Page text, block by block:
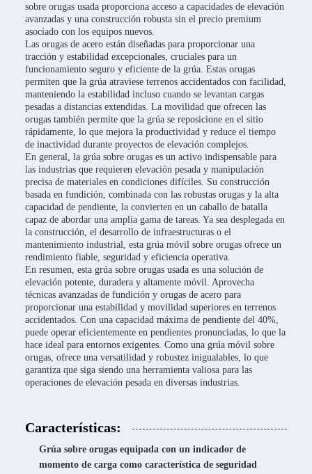
sobre orugas usada proporciona acceso a capacidades de elevación
avanzadas y una construcción robusta sin el precio premium
asociado con los equipos nuevos.
Las orugas de acero están diseñadas para proporcionar una
tracción y estabilidad excepcionales, cruciales para un
funcionamiento seguro y eficiente de la grúa. Estas orugas
permiten que la grúa atraviese terrenos accidentados con facilidad,
manteniendo la estabilidad incluso cuando se levantan cargas
pesadas a distancias extendidas. La movilidad que ofrecen las
orugas también permite que la grúa se reposicione en el sitio
rápidamente, lo que mejora la productividad y reduce el tiempo
de inactividad durante proyectos de elevación complejos.
En general, la grúa sobre orugas es un activo indispensable para
las industrias que requieren elevación pesada y manipulación
precisa de materiales en condiciones difíciles. Su construcción
basada en fundición, combinada con las robustas orugas y la alta
capacidad de pendiente, la convierten en un caballo de batalla
capaz de abordar una amplia gama de tareas. Ya sea desplegada en
la construcción, el desarrollo de infraestructuras o el
mantenimiento industrial, esta grúa móvil sobre orugas ofrece un
rendimiento fiable, seguridad y eficiencia operativa.
En resumen, esta grúa sobre orugas usada es una solución de
elevación potente, duradera y altamente móvil. Aprovecha
técnicas avanzadas de fundición y orugas de acero para
proporcionar una estabilidad y movilidad superiores en terrenos
accidentados. Con una capacidad máxima de pendiente del 40%,
puede operar eficientemente en pendientes pronunciadas, lo que la
hace ideal para entornos exigentes. Como una grúa móvil sobre
orugas, ofrece una versatilidad y robustez inigualables, lo que
garantiza que siga siendo una herramienta valiosa para las
operaciones de elevación pesada en diversas industrias.
Características:
Grúa sobre orugas equipada con un indicador de
momento de carga como característica de seguridad